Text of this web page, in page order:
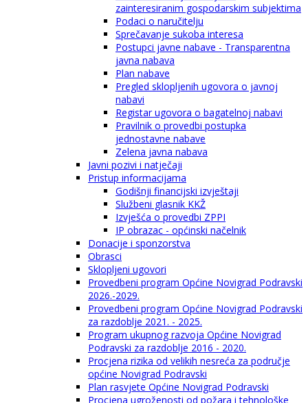
zainteresiranim gospodarskim subjektima
Podaci o naručitelju
Sprečavanje sukoba interesa
Postupci javne nabave - Transparentna
javna nabava
Plan nabave
Pregled sklopljenih ugovora o javnoj
nabavi
Registar ugovora o bagatelnoj nabavi
Pravilnik o provedbi postupka
jednostavne nabave
Zelena javna nabava
Javni pozivi i natječaji
Pristup informacijama
Godišnji financijski izvještaji
Službeni glasnik KKŽ
Izvješća o provedbi ZPPI
IP obrazac - općinski načelnik
Donacije i sponzorstva
Obrasci
Sklopljeni ugovori
Provedbeni program Općine Novigrad Podravski
2026.-2029.
Provedbeni program Općine Novigrad Podravski
za razdoblje 2021. - 2025.
Program ukupnog razvoja Općine Novigrad
Podravski za razdoblje 2016 - 2020.
Procjena rizika od velikih nesreća za područje
općine Novigrad Podravski
Plan rasvjete Općine Novigrad Podravski
Procjena ugroženosti od požara i tehnološke